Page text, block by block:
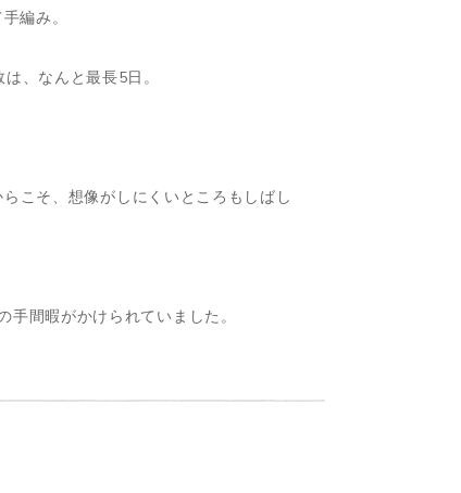
編み。
、なんと最長5日。
こそ、想像がしにくいところもしばし
間暇がかけられていました。